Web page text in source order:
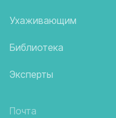
Почта
Ухаживающим
Библиотека
Эксперты